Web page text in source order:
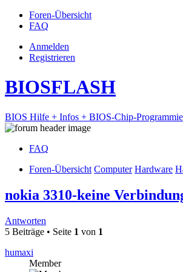
Foren-Übersicht
FAQ
Anmelden
Registrieren
BIOSFLASH
BIOS Hilfe + Infos + BIOS-Chip-
FAQ
Foren-Übersicht Computer Hardware
nokia 3310-keine
Antworten
5 Beiträge • Seite 1 von 1
humaxi
Member